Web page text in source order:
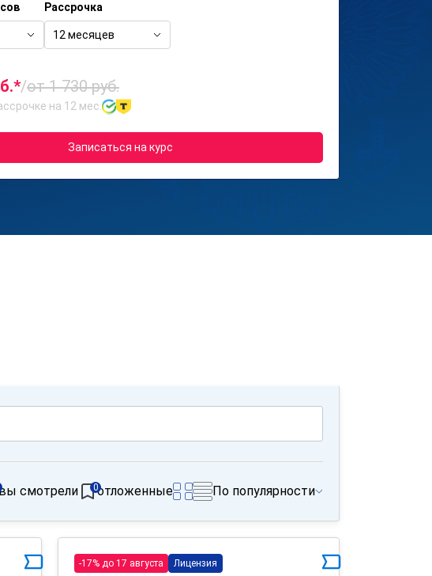
Рассрочка
12 месяцев
/от 1 730 руб.
на 12 мес.
Записаться на курс
смотрели отложенные
0 По популярности
-17% до 17 августа Лицензия